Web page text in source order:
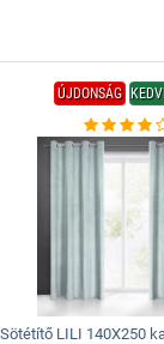
ÚJDONSÁG
Sötétítő LILI 140X250